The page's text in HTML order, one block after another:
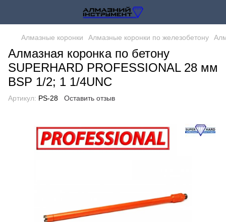
Алмазные коронки Алмазные коронки по железобетону
Алмазная коронка по бетону
SUPERHARD PROFESSIONAL 28 мм
BSP 1/2; 1 1/4UNC
Артикул: PS-28 Оставить отзыв